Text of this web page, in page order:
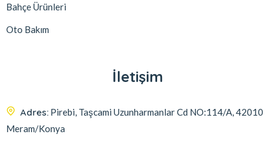
Bahçe Ürünleri
Oto Bakım
İletişim
Adres: Pirebi, Taşcami Uzunharmanlar Cd NO:114/A, 42010
Meram/Konya